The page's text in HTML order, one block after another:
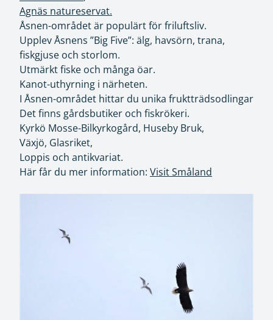
Agnäs natureservat.
Åsnen-området är populärt för friluftsliv.
Upplev Åsnens ”Big Five”: älg, havsörn, trana,
fiskgjuse och storlom.
Utmärkt fiske och många öar.
Kanot-uthyrning i närheten.
I Åsnen-området hittar du unika fruktträdsodlingar
Det finns gårdsbutiker och fiskrökeri.
Kyrkö Mosse-Bilkyrkogård, Huseby Bruk,
Växjö, Glasriket,
Loppis och antikvariat.
Här får du mer information: Visit Småland